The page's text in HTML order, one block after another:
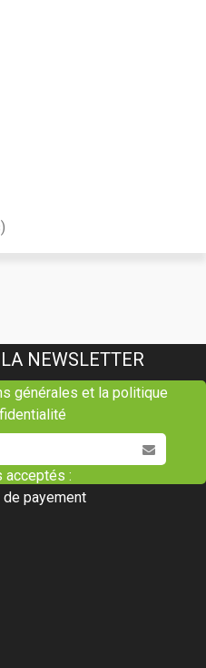
NEWSLETTER
générales et la politique
acceptés :